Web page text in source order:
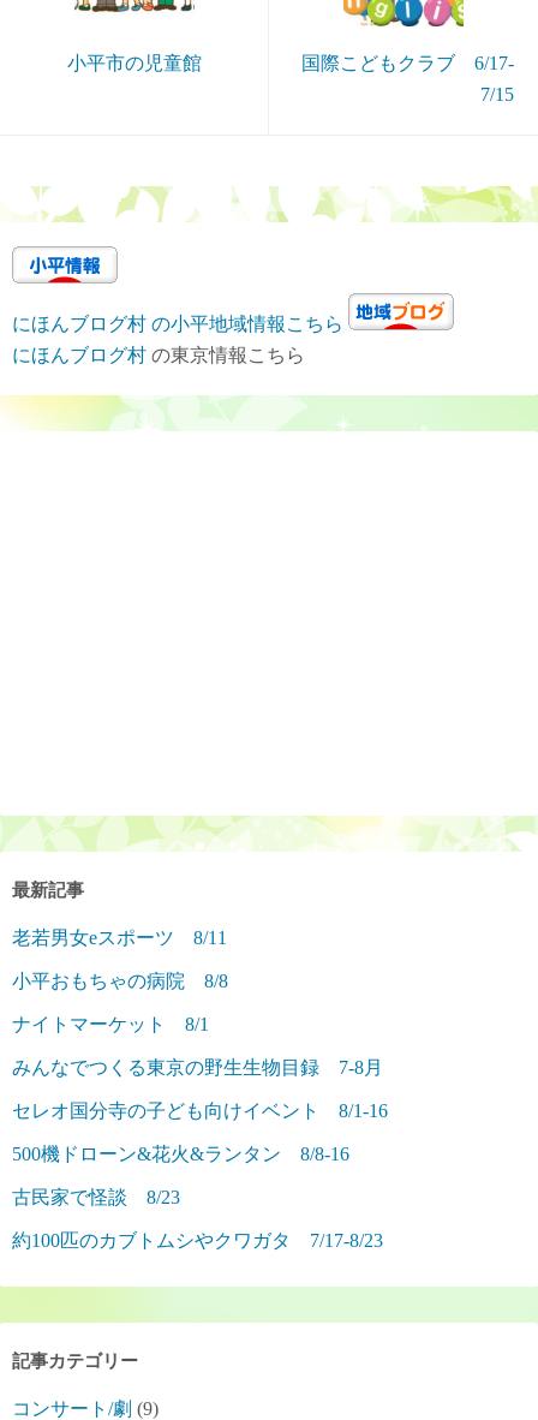
小平市の児童館
国際こどもクラブ 6/17-
7/15
にほんブログ村 の小平地域情報こちら
にほんブログ村 の東京情報こちら
最新記事
老若男女eスポーツ 8/11
小平おもちゃの病院 8/8
ナイトマーケット 8/1
みんなでつくる東京の野生生物目録 7-8月
セレオ国分寺の子ども向けイベント 8/1-16
500機ドローン&花火&ランタン 8/8-16
古民家で怪談 8/23
約100匹のカブトムシやクワガタ 7/17-8/23
記事カテゴリー
コンサート/劇 (9)